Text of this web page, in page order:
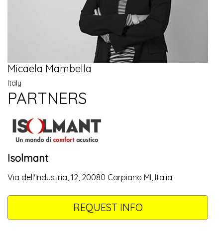
Micaela Mambella
Italy
PARTNERS
Isolmant
Via dell'Industria, 12, 20080 Carpiano MI, Italia
REQUEST INFO